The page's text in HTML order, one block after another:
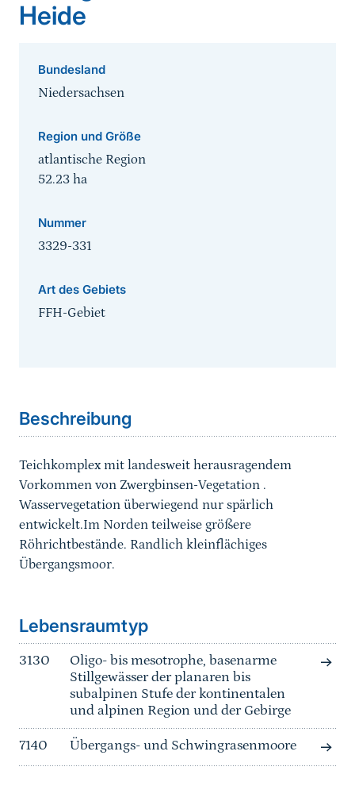
Heide
Bundesland
Niedersachsen
Region und Größe
atlantische Region
52.23 ha
Nummer
3329-331
Art des Gebiets
FFH-Gebiet
Beschreibung
Teichkomplex mit landesweit herausragendem
Vorkommen von Zwergbinsen-Vegetation .
Wasservegetation überwiegend nur spärlich
entwickelt.Im Norden teilweise größere
Röhrichtbestände. Randlich kleinflächiges
Übergangsmoor.
Lebensraumtyp
3130
Oligo- bis mesotrophe, basenarme
Stillgewässer der planaren bis
subalpinen Stufe der kontinentalen
und alpinen Region und der Gebirge
7140 Übergangs- und Schwingrasenmoore